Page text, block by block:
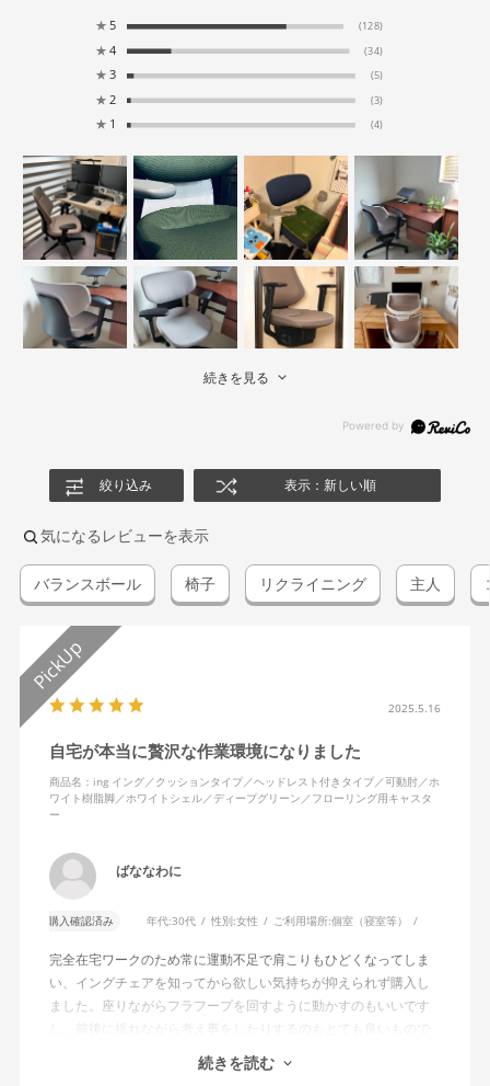
★ 5 (128)
★ 4 (34)
★ 3 (5)
★ 2 (3)
★ 1 (4)
続きを見る
絞り込み 表示：新しい順
気になるレビューを表示
バランスボール 椅子 リクライニング 主人
2025.5.16
自宅が本当に贅沢な作業環境になりました
商品名：ing イング／クッションタイプ／ヘッドレスト付きタイプ／可動肘／ホ
ワイト樹脂脚／ホワイトシェル／ディープグリーン／フローリング用キャスタ
ー
ばななわに
購入確認済み 年代:30代 性別:女性 ご利用場所:個室（寝室等）
完全在宅ワークのため常に運動不足で肩こりもひどくなってしま
い、イングチェアを知ってから欲しい気持ちが抑えられず購入し
ました。座りながらフラフープを回すように動かすのもいいです
し、前後に揺れながら考え事をしたりするのもとても良いもので
す。カチャカチャ音が鳴るわけではないのですが、オフィスで揺
れてばっかだと怒られそうですが、自宅なら何も気にせずに使え
続きを読む